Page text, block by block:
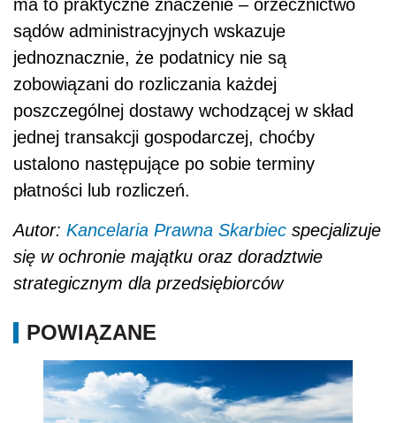
ma to praktyczne znaczenie – orzecznictwo
sądów administracyjnych wskazuje
jednoznacznie, że podatnicy nie są
zobowiązani do rozliczania każdej
poszczególnej dostawy wchodzącej w skład
jednej transakcji gospodarczej, choćby
ustalono następujące po sobie terminy
płatności lub rozliczeń.
Autor: Kancelaria Prawna Skarbiec specjalizuje
się wochronie majątku oraz doradztwie
strategicznym dla przedsiębiorców
POWIĄZANE